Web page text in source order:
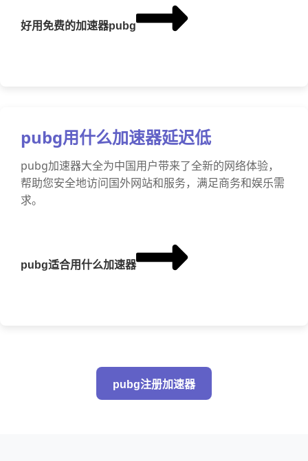
好用免费的加速器pubg
pubg用什么加速器延迟低
pubg加速器大全为中国用户带来了全新的网络体验，
帮助您安全地访问国外网站和服务，满足商务和娱乐需
求。
pubg适合用什么加速器
pubg注册加速器